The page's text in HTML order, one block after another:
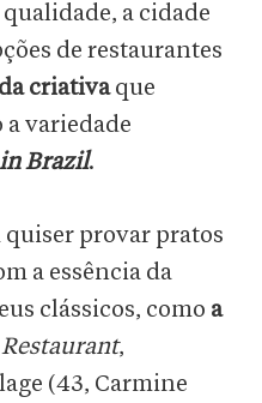
qualidade, a cidade
de restaurantes
criativaque
variedade
Brazil.
quiser provar pratos
a essência da
clássicos, como a
,
(43, Carmine